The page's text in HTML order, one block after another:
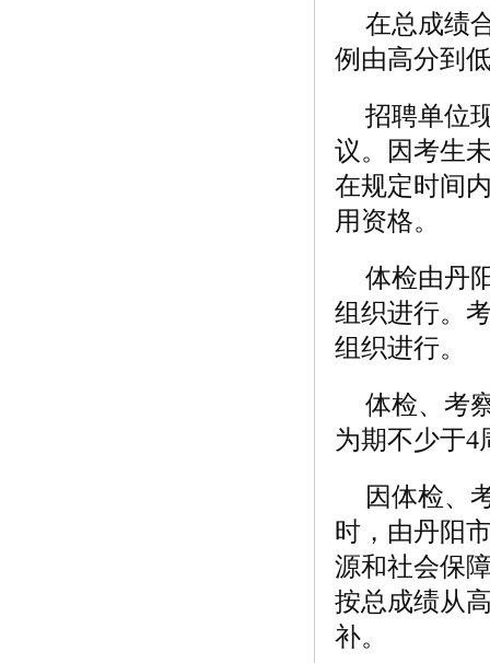
在总成绩
例由高分到
招聘单位
议。因考生
在规定时间
用资格。
体检由丹
组织进行。
组织进行。
体检、考
为期不少于
因体检、
时，由丹阳
源和社会保
按总成绩从
补。